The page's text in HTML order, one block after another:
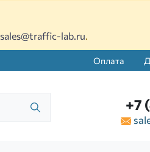
sales@traffic-lab.ru.
Оплата
+7